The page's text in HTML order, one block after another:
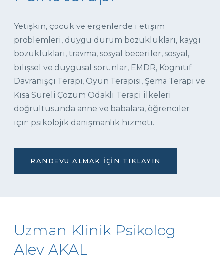
Yetişkin, çocuk ve ergenlerde iletişim
problemleri, duygu durum bozuklukları, kaygı
bozuklukları, travma, sosyal beceriler, sosyal,
bilişsel ve duygusal sorunlar, EMDR, Kognitif
Davranışçı Terapi, Oyun Terapisi, Şema Terapi ve
Kısa Süreli Çözüm Odaklı Terapi ilkeleri
doğrultusunda anne ve babalara, öğrenciler
için psikolojik danışmanlık hizmeti.
RANDEVU ALMAK İÇIN TIKLAYIN
Uzman Klinik Psikolog
Alev AKAL